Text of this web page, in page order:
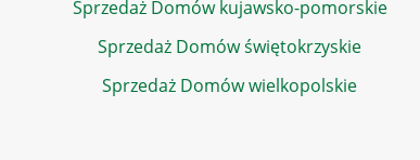
Sprzedaż Domów kujawsko-pomorskie
Sprzedaż Domów świętokrzyskie
Sprzedaż Domów wielkopolskie